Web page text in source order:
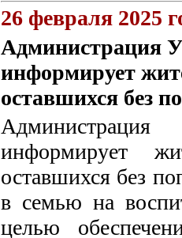
26 февраля 2025
Администрация
информирует
оставшихся без
информирует
оставшихся без
в семью на
целью